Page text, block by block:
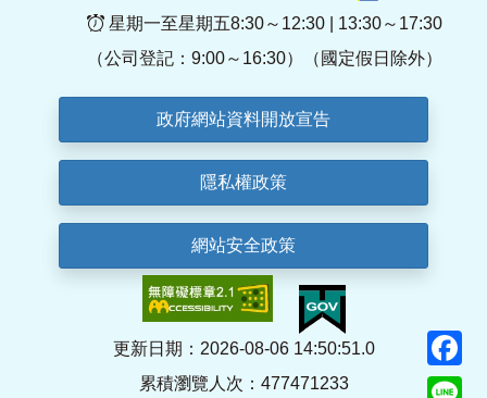
星期一至星期五8:30～12:30 | 13:30～17:30
（公司登記：9:00～16:30）（國定假日除外）
政府網站資料開放宣告
隱私權政策
網站安全政策
更新日期：2026-08-06 14:50:51.0
累積瀏覽人次：477471233